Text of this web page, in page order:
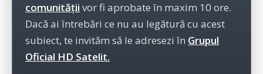
comunității vor fi aprobate în maxim 10 ore.
Dacă ai întrebări ce nu au legătură cu acest
subiect, te invităm să le adresezi în Grupul
Oficial HD Satelit.